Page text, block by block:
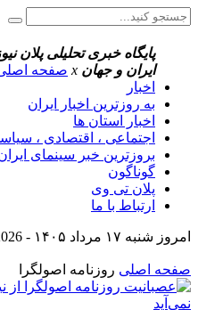
پایگاه خبری تحلیلی پلان
ایران و جهان x صفحه
اخبار
به روزترین اخبار ایران
اخبار استان ها
اجتماعی ، اقتصادی ،
بروزترین خبر سینمای
گوناگون
پلان تی وی
ارتباط با ما
امروز شنبه ۱۷ مرداد ۱۴۰۵ - Saturday 8 August 2026
صفحه اصلی روزنامه اصولگرا